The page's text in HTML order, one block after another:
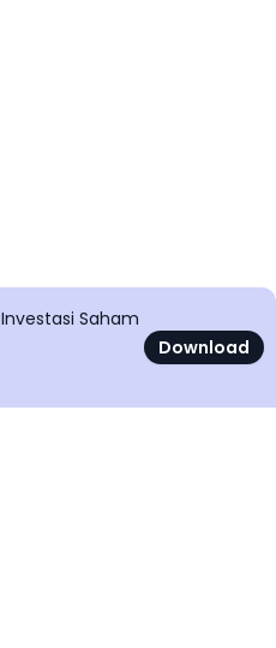
Investasi Saham
Download